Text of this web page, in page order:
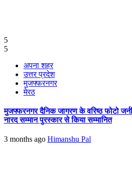
5
5
अपना शहर
उत्तर प्रदेश
मुजफ्फरनगर
मेरठ
मुजफ्फरनगर दैनिक जागरण के वरिष्ठ फोटो
नारद सम्मान पुरस्कार से किया सम्मानित
3 months ago Himanshu Pal